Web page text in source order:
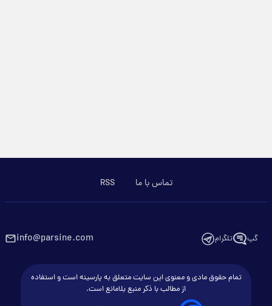
تماس با ما RSS
گپ تلگرام info@parsine.com
تمام حقوق مادی و معنوی این سایت متعلق به پارسینه است و استفاده
از مطالب با ذکر منبع بلامانع است.